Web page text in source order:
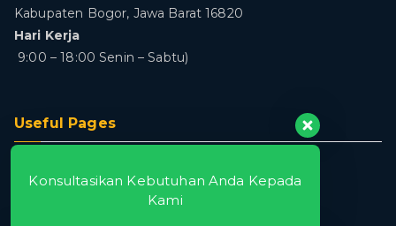
Konsultasikan Kebutuhan Anda Kepada
Kami
Kabupaten Bogor, Jawa Barat 16820
Hari Kerja
9:00 – 18:00 Senin – Sabtu)
Useful Pages
About